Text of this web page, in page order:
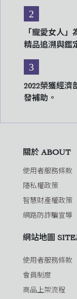
2
「寵愛女人
精品追溯與鑑
3
2022榮獲經濟
發補助。
關於 ABOUT
使用者服務條款
隱私權政策
智慧財產權政策
網路防詐騙宣導
網站地圖
使用者服務條款
會員制度
商品上架流程